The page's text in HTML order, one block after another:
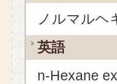
ノルマルヘ
英語
n-Hexane